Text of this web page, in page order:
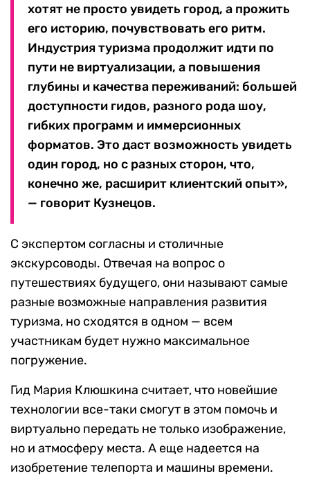
хотят не просто увидеть город, а прожить
его историю, почувствовать его ритм.
Индустрия туризма продолжит идти по
пути не виртуализации, а повышения
глубины и качества переживаний: большей
доступности гидов, разного рода шоу,
гибких программ и иммерсионных
форматов. Это даст возможность увидеть
один город, но с разных сторон, что,
конечно же, расширит клиентский опыт»,
— говорит Кузнецов.
С экспертом согласны и столичные
экскурсоводы. Отвечая на вопрос о
путешествиях будущего, они называют самые
разные возможные направления развития
туризма, но сходятся в одном — всем
участникам будет нужно максимальное
погружение.
Гид Мария Клюшкина считает, что новейшие
технологии все-таки смогут в этом помочь и
виртуально передать не только изображение,
но и атмосферу места. А еще надеется на
изобретение телепорта и машины времени.